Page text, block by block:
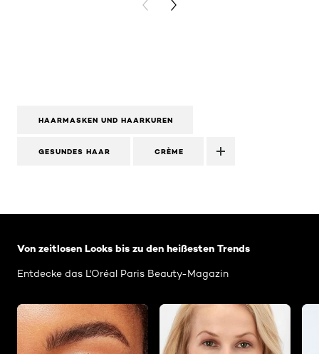
PREVIOUS CARD
NEXT CARD
HAARMASKEN UND HAARKUREN
GESUNDES HAAR CRÈME
Von zeitlosen Looks bis zu den heißesten Trends
Entdecke das L'Oréal Paris Beauty-Magazin